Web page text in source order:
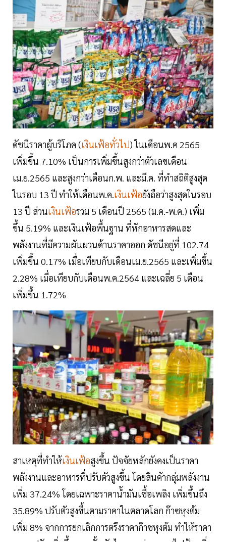
ดัชนีราคาผู้บริโภค (เงินเฟ้อทั่วไป) ในเดือนพ.ค 2565
เพิ่มขึ้น 7.10% เป็นการเพิ่มขึ้นสูงกว่าตัวเลขเดือน
เม.ย.2565 และสูงกว่าเดือนก.พ. และมี.ค. ที่ทำสถิติสูงสุด
ในรอบ 13 ปี ทำให้เดือนพ.ค.เงินเฟ้อยังถือว่าสูงสุดในรอบ
13 ปี ส่วนเงินเฟ้อรวม 5 เดือนปี 2565 (ม.ค.-พ.ค.) เพิ่ม
ขึ้น 5.19% และเงินเฟ้อพื้นฐาน ที่หักอาหารสดและ
พลังงานที่มีความผันผวนด้านราคาออก ดัชนีอยู่ที่ 102.74
เพิ่มขึ้น 0.17% เมื่อเทียบกับเดือนเม.ย.2565 และเพิ่มขึ้น
2.28% เมื่อเทียบกับเดือนพ.ค.2564 และเฉลี่ย 5 เดือน
เพิ่มขึ้น 1.72%
สาเหตุที่ทำให้เงินเฟ้อสูงขึ้น ปัจจัยหลักยังคงเป็นราคา
พลังงานและอาหารที่ปรับตัวสูงขึ้น โดยสินค้ากลุ่มพลังงาน
เพิ่ม 37.24% โดยเฉพาะราคาน้ำมันเชื้อเพลิง เพิ่มขึ้นถึง
35.89% ปรับตัวสูงขึ้นตามราคาในตลาดโลก ก๊าซหุงต้ม
เพิ่ม 8% จากการยกเลิกการตรึงราคาก๊าซหุงต้ม ทำให้ราคา